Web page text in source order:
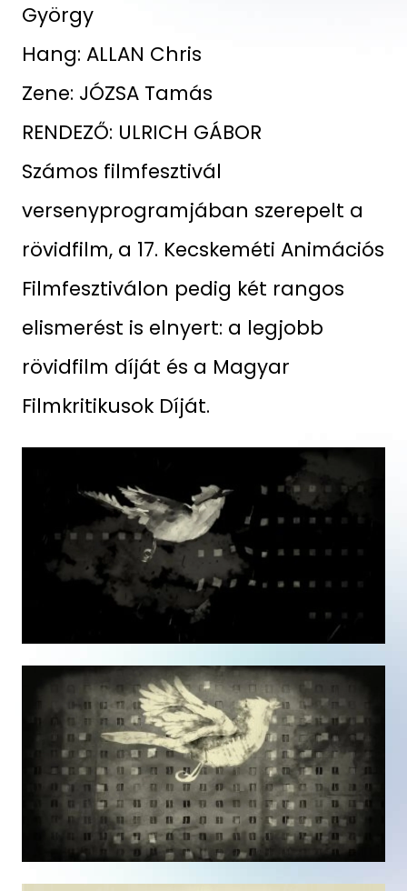
György
Hang: ALLAN Chris
Zene: JÓZSA Tamás
RENDEZŐ: ULRICH GÁBOR
Számos filmfesztivál
versenyprogramjában szerepelt a
rövidfilm, a 17. Kecskeméti Animációs
Filmfesztiválon pedig két rangos
elismerést is elnyert: a legjobb
rövidfilm díját és a Magyar
Filmkritikusok Díját.